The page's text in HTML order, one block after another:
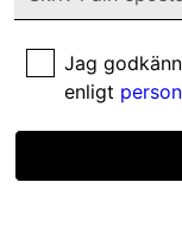
Jag
enligt